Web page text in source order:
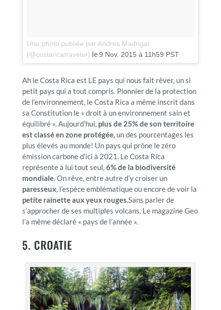
Une photo publiée par Andrés Madrigal
(@costaricatraveler) le9 Nov. 2015 à 11h59 PST
Ah le Costa Rica est LE pays qui nous fait rêver, un si
petit pays qui a tout compris. Pionnier de la protection
de l’environnement, le Costa Rica a même inscrit dans
sa Constitution le « droit à un environnement sain et
équilibré ». Aujourd’hui, plus de 25% de son territoire
est classé en zone protégée, un des pourcentages les
plus élevés au monde! Un pays qui prône le zéro
émission carbone d’ici à 2021. Le Costa Rica
représente à lui tout seul, 6% de la biodiversité
mondiale. On rêve, entre autre d’y croiser un
paresseux, l’espèce emblématique ou encore de voir la
petite rainette aux yeux rouges. Sans parler de
s’approcher de ses multiples volcans. Le magazine Geo
l’a même déclaré « pays de l’année ».
5. CROATIE